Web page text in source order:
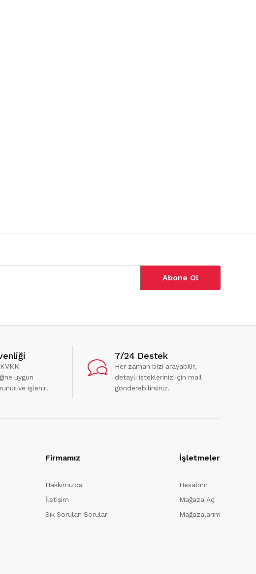
Abone Ol
uygun
ve işlenir.
7/24 Destek
Her zaman bizi arayabilir,
detaylı istekleriniz için mail
gönderebilirsiniz.
Firmamız
Hakkımızda
İletişim
Sık Sorulan Sorular
İşletmeler
Hesabım
Mağaza Aç
Mağazalarım